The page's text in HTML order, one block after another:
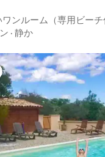
ンルーム（専用ビーチ
· 静か